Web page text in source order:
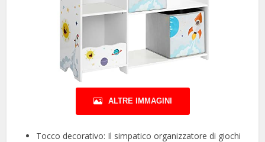
ALTRE IMMAGINI
Tocco decorativo: Il simpatico organizzatore di giochi